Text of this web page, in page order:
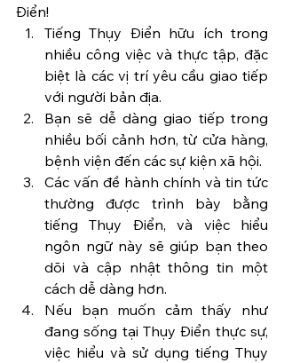
Điển!
Tiếng Thụy Điển hữu ích trong
nhiều công việc và thực tập, đặc
biệt là các vị trí yêu cầu giao tiếp
với người bản địa.
Bạn sẽ dễ dàng giao tiếp trong
nhiều bối cảnh hơn, từ cửa hàng,
bệnh viện đến các sự kiện xã hội.
Các vấn đề hành chính và tin tức
thường được trình bày bằng
tiếng Thụy Điển, và việc hiểu
ngôn ngữ này sẽ giúp bạn theo
dõi và cập nhật thông tin một
cách dễ dàng hơn.
Nếu bạn muốn cảm thấy như
đang sống tại Thụy Điển thực sự,
việc hiểu và sử dụng tiếng Thụy